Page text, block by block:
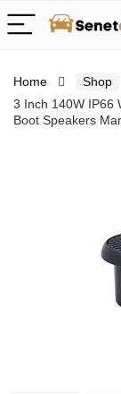
Home Shop
3 Inch 140W IP66
Boot Speakers